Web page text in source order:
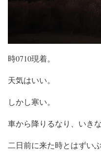
時0710現着。
天気はいい。
しかし寒い。
車から降りるなり、いきな
二日前に来た時とはずいぶ